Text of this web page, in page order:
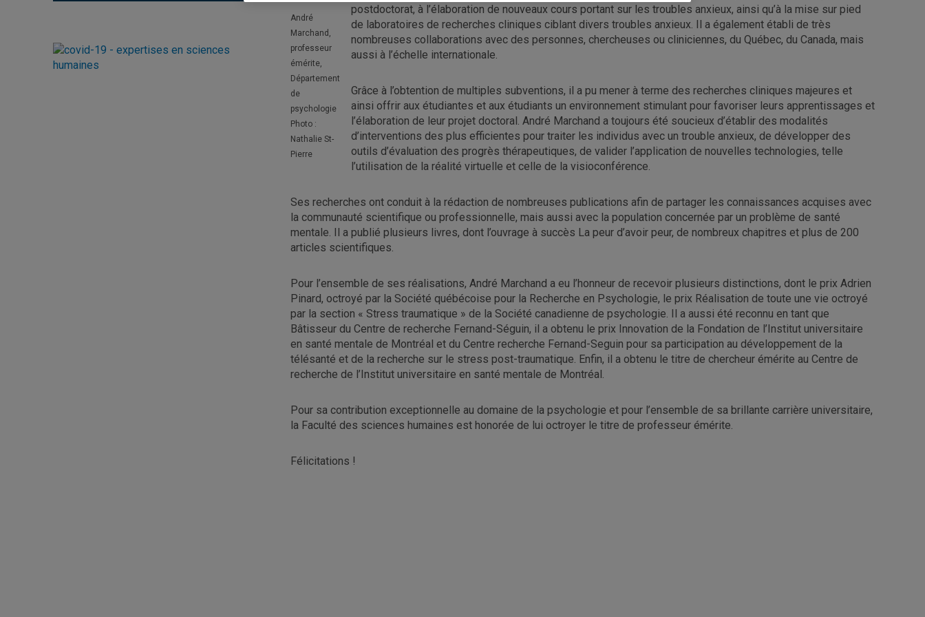
André
Marchand,
professeur
émérite,
Département
de
psychologie
Photo :
Nathalie St-
Pierre
postdoctorat, à l’élaboration de nouveaux cours portant sur les troubles anxieux, ainsi qu’à la mise sur pied
de laboratoires de recherches cliniques ciblant divers troubles anxieux. Il a également établi de très
nombreuses collaborations avec des personnes, chercheuses ou cliniciennes, du Québec, du Canada, mais
aussi à l’échelle internationale.
Grâce à l’obtention de multiples subventions, il a pu mener à terme des recherches cliniques majeures et
ainsi offrir aux étudiantes et aux étudiants un environnement stimulant pour favoriser leurs apprentissages et
l’élaboration de leur projet doctoral. André Marchand a toujours été soucieux d’établir des modalités
d’interventions des plus efficientes pour traiter les individus avec un trouble anxieux, de développer des
outils d’évaluation des progrès thérapeutiques, de valider l’application de nouvelles technologies, telle
l’utilisation de la réalité virtuelle et celle de la visioconférence.
Ses recherches ont conduit à la rédaction de nombreuses publications afin de partager les connaissances acquises avec
la communauté scientifique ou professionnelle, mais aussi avec la population concernée par un problème de santé
mentale. Il a publié plusieurs livres, dont l’ouvrage à succès La peur d’avoir peur, de nombreux chapitres et plus de 200
articles scientifiques.
Pour l’ensemble de ses réalisations, André Marchand a eu l’honneur de recevoir plusieurs distinctions, dont le prix Adrien
Pinard, octroyé par la Société québécoise pour la Recherche en Psychologie, le prix Réalisation de toute une vie octroyé
par la section « Stress traumatique » de la Société canadienne de psychologie. Il a aussi été reconnu en tant que
Bâtisseur du Centre de recherche Fernand-Séguin, il a obtenu le prix Innovation de la Fondation de l’Institut universitaire
en santé mentale de Montréal et du Centre recherche Fernand-Seguin pour sa participation au développement de la
télésanté et de la recherche sur le stress post-traumatique. Enfin, il a obtenu le titre de chercheur émérite au Centre de
recherche de l’Institut universitaire en santé mentale de Montréal.
Pour sa contribution exceptionnelle au domaine de la psychologie et pour l’ensemble de sa brillante carrière universitaire,
la Faculté des sciences humaines est honorée de lui octroyer le titre de professeur émérite.
Félicitations !